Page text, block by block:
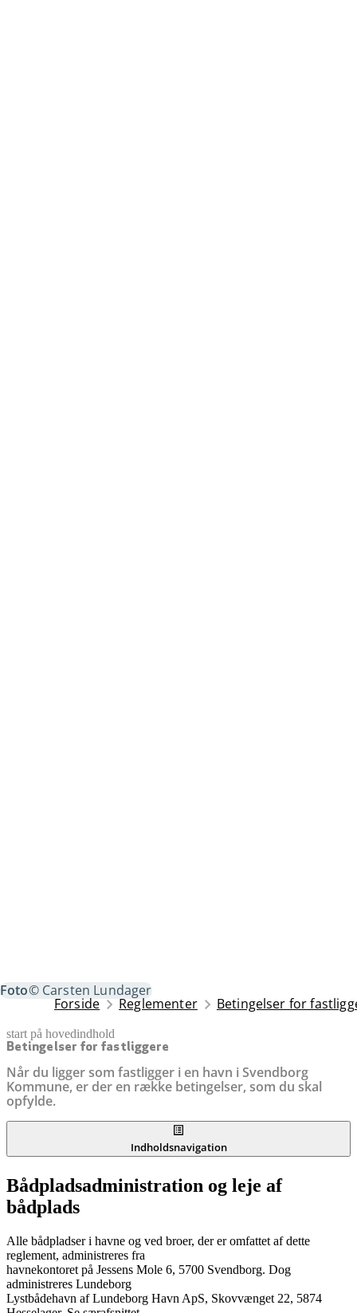
Foto© Carsten Lundager
Forside Reglementer Betingelser for
start på hovedindhold
Betingelser for fastliggere
Når du ligger som fastligger i en havn i Svendborg
Kommune, er der en række betingelser, som du skal
opfylde.
senest opdateret 10. juni 2026
Indholdsnavigation
Bådpladsadministration og leje af
bådplads
Alle bådpladser i havne og ved broer, der er omfattet af dette
reglement, administreres fra
havnekontoret på Jessens Mole 6, 5700 Svendborg. Dog
administreres Lundeborg
Lystbådehavn af Lundeborg Havn ApS, Skovvænget 22, 5874